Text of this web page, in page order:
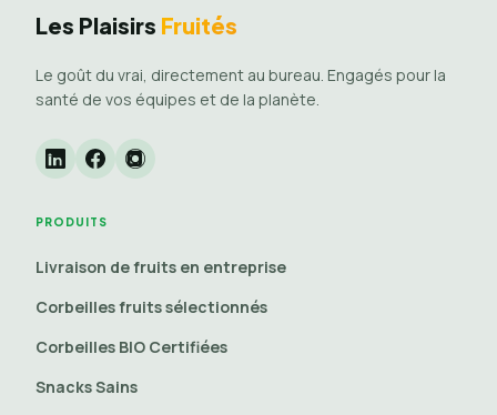
Les Plaisirs Fruités
Le goût du vrai, directement au bureau. Engagés pour la
santé de vos équipes et de la planète.
PRODUITS
Livraison de fruits en entreprise
Corbeilles fruits sélectionnés
Corbeilles BIO Certifiées
Snacks Sains